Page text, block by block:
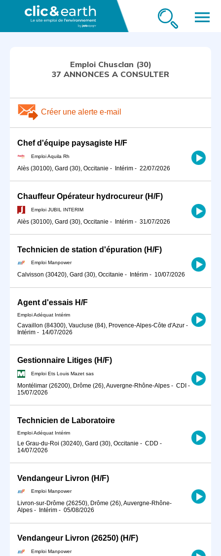
menu
Emploi Chusclan (30)
37 ANNONCES A CONSULTER
Créer une alerte e-mail
Chef d'équipe paysagiste H/F
Emploi Aquila Rh
Alès (30100), Gard (30), Occitanie - Intérim - 22/07/2026
Chauffeur Opérateur hydrocureur (H/F)
Emploi JUBIL INTERIM
Alès (30100), Gard (30), Occitanie - Intérim - 31/07/2026
Technicien de station d'épuration (H/F)
Emploi Manpower
Calvisson (30420), Gard (30), Occitanie - Intérim - 10/07/2026
Agent d'essais H/F
Emploi Adéquat Intérim
Cavaillon (84300), Vaucluse (84), Provence-Alpes-Côte d'Azur -
Intérim - 14/07/2026
Gestionnaire Litiges (H/F)
Emploi Ets Louis Mazet sas
Montélimar (26200), Drôme (26), Auvergne-Rhône-Alpes - CDI -
15/07/2026
Technicien de Laboratoire
Emploi Adéquat Intérim
Le Grau-du-Roi (30240), Gard (30), Occitanie - CDD -
14/07/2026
Vendangeur Livron (H/F)
Emploi Manpower
Livron-sur-Drôme (26250), Drôme (26), Auvergne-Rhône-
Alpes - Intérim - 05/08/2026
Vendangeur Livron (26250) (H/F)
Emploi Manpower